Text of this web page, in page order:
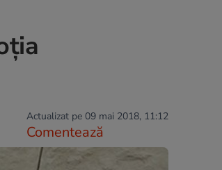
Actualizat pe 09 mai 2018, 11:12
Comentează